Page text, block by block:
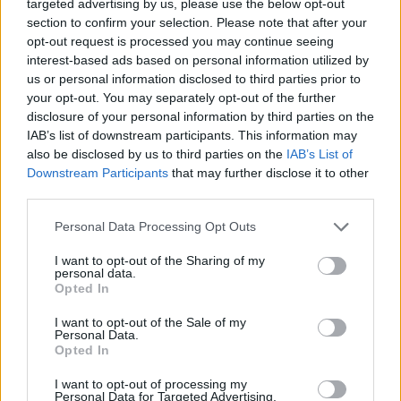
targeted advertising by us, please use the below opt-out
section to confirm your selection. Please note that after your
opt-out request is processed you may continue seeing
interest-based ads based on personal information utilized by
us or personal information disclosed to third parties prior to
your opt-out. You may separately opt-out of the further
disclosure of your personal information by third parties on the
IAB’s list of downstream participants. This information may
also be disclosed by us to third parties on the IAB’s List of
Downstream Participants that may further disclose it to other
Personal Data Processing Opt Outs
I want to opt-out of the Sharing of my
personal data.
Opted In
I want to opt-out of the Sale of my
Personal Data.
Opted In
I want to opt-out of processing my
Personal Data for Targeted Advertising.
mnogih se ovi simptomi zamijene za one koje izazivaju
hemeroidi.
Boja stolice kod raka debelog crijeva bit će blago crvena
jer se u tom slučaju mogu pojaviti tragovi krvi. Moguće je i
da dođe do curenja krvi za vrijeme obavljanja velike nužde.
Ako je uz to stolica mala i tvrda, to također može upućivati
na rak. Bit će mala radi male razine vlakana u
Liječenje se izvodi kirurškim uklanjanjem velikog dijela
zahvaćenog crijeva i pridruženih čvorova. Moguća metoda
začepljenje crijeva. Potpuno ozdravljenje je moguće, ali to
će ovisiti o stadiju bolesti u kojoj je počelo liječenje.